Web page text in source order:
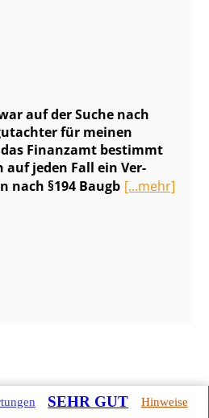
auf der Suche nach
für meinen
Finanzamt bestimmt
auf jeden Fall ein Ver­
nach §194 Baugb [...mehr]
SEHR GUT Hinweise